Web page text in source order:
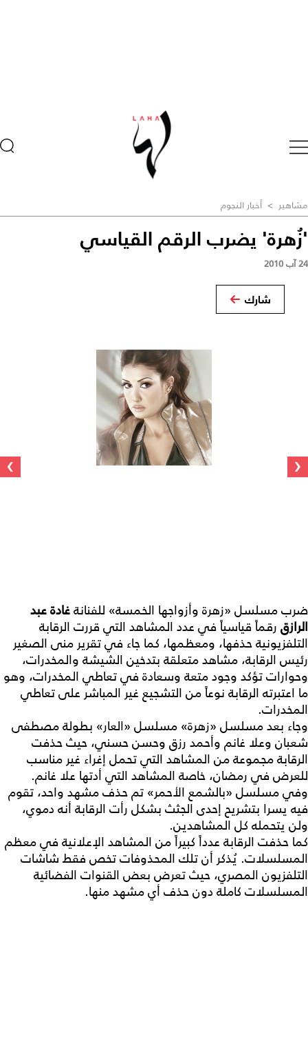
مشاهير > أخبار النجوم
'زُهرة' يضرب الرقم القياسي
24 آب 2010
شارك
‹
›
ضرب مسلسل «زهرة وأزواجها الخمسة» للفنانةغادة عبد
الرازق رقماً قياسياً في عدد المشاهد التي قررت الرقابة
التلفزيونية حذفها، ومعظمها، كما جاء في تقرير منى الصغير
رئيس الرقابة، مشاهد متعلقة بتدخين الشيشة والمخدرات،
وحوارات تؤكد وجود متعة وسعادة في تعاطي المخدرات، وهو
ما اعتبرته الرقابة نوعاً من التشجيع غير المباشر على تعاطي
المخدرات.
وجاء بعد مسلسل «زهرة» مسلسل «العار» بطولة مصطفى
شعبان وعلا غانم وأحمد رزق وحسن حسني، حيث حذفت
الرقابة مجموعة من المشاهد التي تحمل إغراء غير مناسب
للعرض في رمضان، خاصة المشاهد التي أدتها علا غانم.
وفي مسلسل «بالشمع الأحمر» تم حذف مشهد واحد، تقوم
فيه يسرا بتشريح إحدى الجثث بشكل رأت الرقابة أنه دموي،
ولن يتحمله كل المشاهدين.
كما حذفت الرقابة عدداً كبيراً من المشاهد الإعلانية في معظم
المسلسلات. يُذكر أن تلك المحذوفات تخص فقط شاشات
التلفزيون المصري، حيث تعرض بعض القنوات الفضائية
المسلسلات كاملة دون حذف أي مشهد منها.